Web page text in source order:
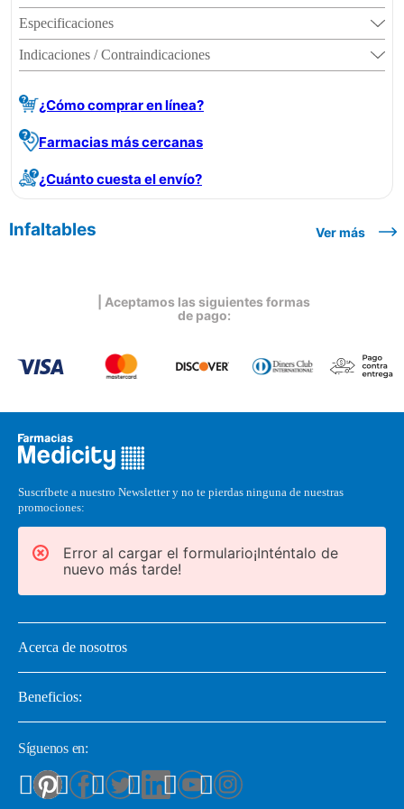
Especificaciones
Indicaciones / Contraindicaciones
¿Cómo comprar en línea?
Farmacias más cercanas
¿Cuánto cuesta el envío?
Infaltables Ver más
| Aceptamos las siguientes formas
de pago:
Suscríbete a nuestro Newsletter y no te pierdas ninguna de nuestras
promociones:
Error al cargar el formulario¡Inténtalo de
nuevo más tarde!
Acerca de nosotros
Beneficios:
Síguenos en: